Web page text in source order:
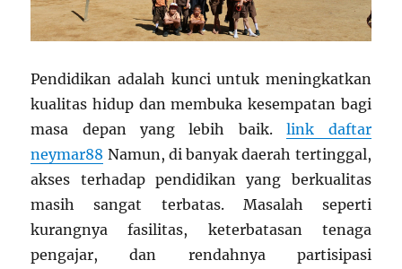
Pendidikan adalah kunci untuk meningkatkan
kualitas hidup dan membuka kesempatan bagi
masa depan yang lebih baik.link daftar
neymar88 Namun, di banyak daerah tertinggal,
akses terhadap pendidikan yang berkualitas
masih sangat terbatas. Masalah seperti
kurangnya fasilitas, keterbatasan tenaga
pengajar, dan rendahnya partisipasi